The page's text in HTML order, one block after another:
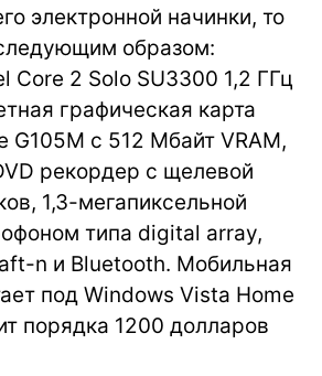
электронной начинки, то
образом:
Core 2 Solo SU3300 1,2 ГГц
графическая карта
G105M с 512 Мбайт VRAM,
рекордер с щелевой
1,3-мегапиксельной
типа digital array,
n и Bluetooth. Мобильная
под Windows Vista Home
порядка 1200 долларов